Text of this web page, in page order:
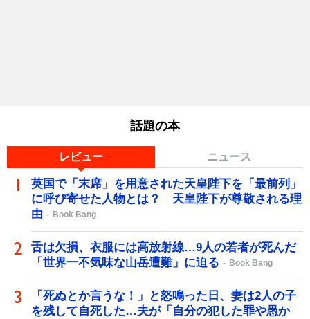
話題の本
レビュー ニュース
英国で「末席」を用意された天皇陛下を「最前列」
に呼び寄せた人物とは？ 天皇陛下が尊敬される理
由
Book Bang
舌は欠損、衣服には高放射線…9人の若者が死んだ
「世界一不気味な山岳遭難」に迫る
Book Bang
「死ぬとか言うな！」と怒鳴った日、妻は2人の子
を残して自死した…夫が「自分の犯した罪や愚か